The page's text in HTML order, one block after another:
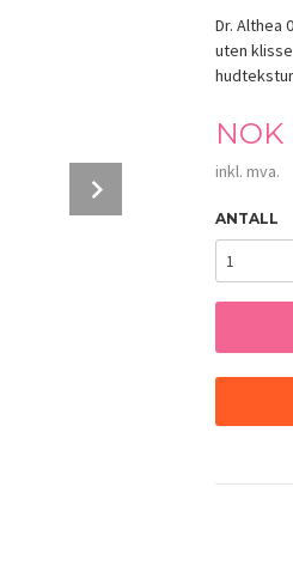
Dr. Althea 0.1% Gentle
Dr. Althea
uten
Pris
NOK
inkl. mva.
ANTALL